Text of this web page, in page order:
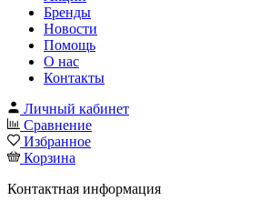
Бренды
Новости
Помощь
О нас
Контакты
Личный кабинет
Сравнение
Избранное
Корзина
Контактная информация